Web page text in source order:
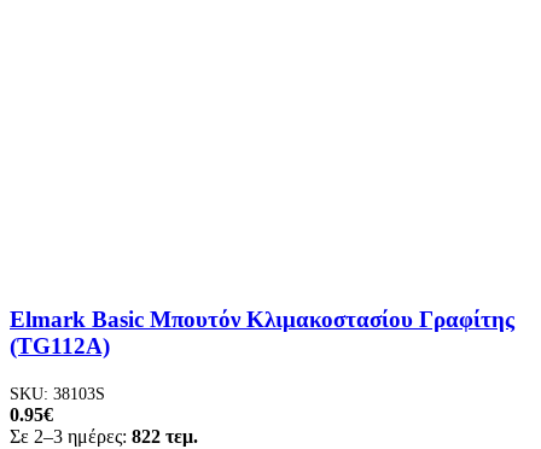
Elmark Basic Μπουτόν Κλιμακοστασίου Γραφίτης
(TG112A)
SKU: 38103S
0.95€
Σε 2–3 ημέρες: 822 τεμ.